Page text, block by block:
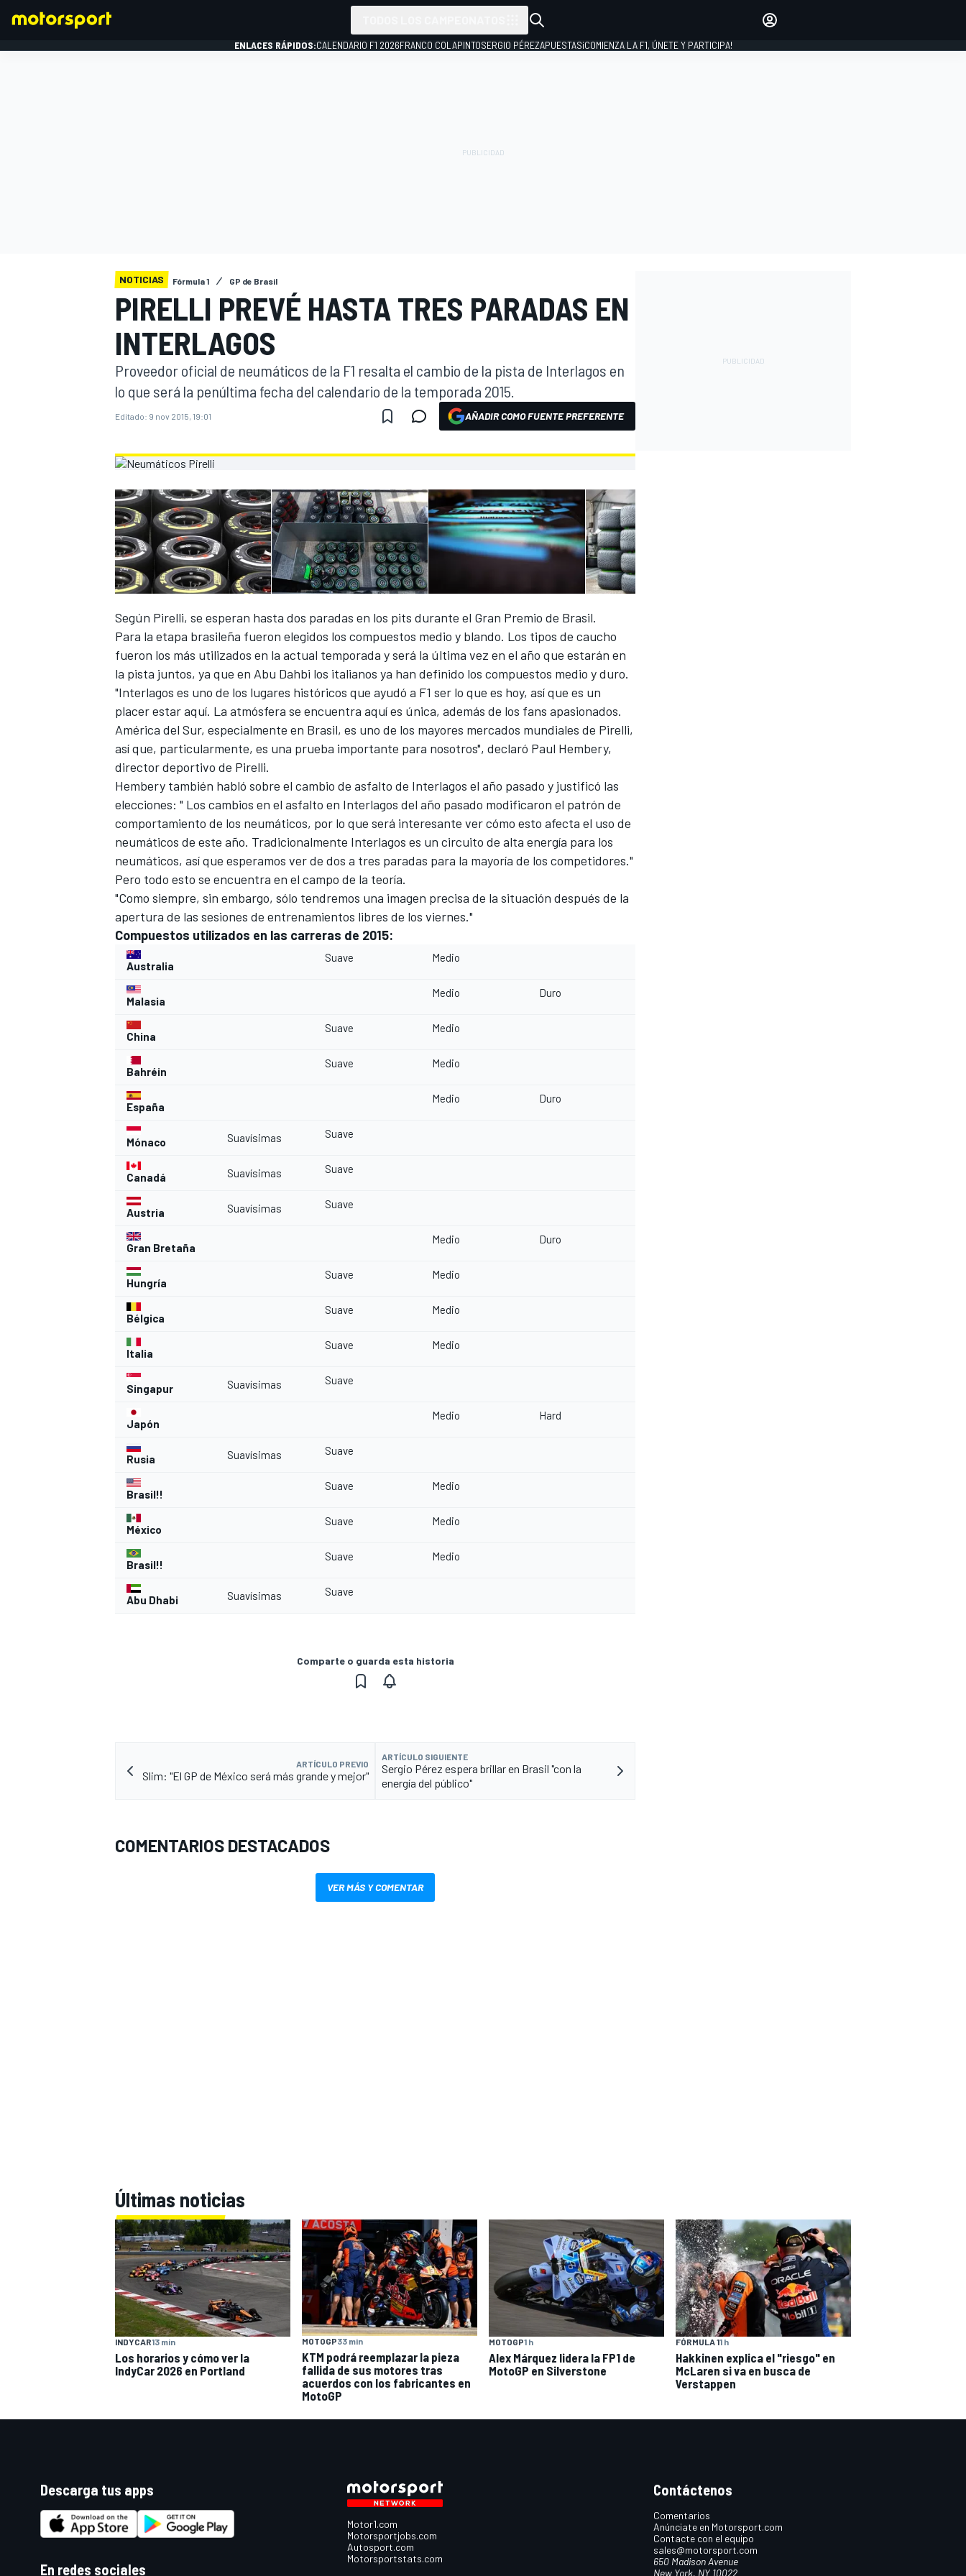
INDYCAR
MOTOGP
NASCAR CUP
FÓRMULA E
WRC
INICIAR SESIÓN
ENLACES RÁPIDOS:CALENDARIO F1 2026FRANCO COLAPINTOSERGIO PÉREZAPUESTAS¡COMIENZA LA F1, ÚNETE Y PARTICIPA!
NOTICIAS Fórmula 1 GP de Brasil
PIRELLI PREVÉ HASTA TRES PARADAS EN
INTERLAGOS
Proveedor oficial de neumáticos de la F1 resalta el cambio de la pista de Interlagos en
lo que será la penúltima fecha del calendario de la temporada 2015.
Editado: 9 nov 2015, 19:01 AÑADIR COMO FUENTE PREFERENTE
Según Pirelli, se esperan hasta dos paradas en los pits durante el Gran Premio de Brasil.
Para la etapa brasileña fueron elegidos los compuestos medio y blando. Los tipos de caucho
fueron los más utilizados en la actual temporada y será la última vez en el año que estarán en
la pista juntos, ya que en Abu Dahbi los italianos ya han definido los compuestos medio y duro.
"Interlagos es uno de los lugares históricos que ayudó a F1 ser lo que es hoy, así que es un
placer estar aquí. La atmósfera se encuentra aquí es única, además de los fans apasionados.
América del Sur, especialmente en Brasil, es uno de los mayores mercados mundiales de Pirelli,
así que, particularmente, es una prueba importante para nosotros", declaró Paul Hembery,
director deportivo de Pirelli.
Hembery también habló sobre el cambio de asfalto de Interlagos el año pasado y justificó las
elecciones: " Los cambios en el asfalto en Interlagos del año pasado modificaron el patrón de
comportamiento de los neumáticos, por lo que será interesante ver cómo esto afecta el uso de
neumáticos de este año. Tradicionalmente Interlagos es un circuito de alta energía para los
neumáticos, así que esperamos ver de dos a tres paradas para la mayoría de los competidores."
Pero todo esto se encuentra en el campo de la teoría.
"Como siempre, sin embargo, sólo tendremos una imagen precisa de la situación después de la
apertura de las sesiones de entrenamientos libres de los viernes."
Compuestos utilizados en las carreras de 2015:
Australia
Suave Medio
Malasia
Medio Duro
China
Suave Medio
Bahréin
Suave Medio
España
Medio Duro
Mónaco Suavísimas Suave
Canadá Suavísimas Suave
Austria Suavísimas Suave
Gran Bretaña
Medio Duro
Hungría
Suave Medio
Bélgica
Suave Medio
Italia
Suave Medio
Singapur Suavísimas Suave
Japón
Medio Hard
Rusia Suavísimas Suave
Brasil!!
Suave Medio
México
Suave Medio
Brasil!!
Suave Medio
Abu Dhabi Suavísimas Suave
Comparte o guarda esta historia
ARTÍCULO PREVIO
Slim: "El GP de México será más grande y mejor"
ARTÍCULO SIGUIENTE
Sergio Pérez espera brillar en Brasil "con la
energía del público"
COMENTARIOS DESTACADOS
VER MÁS Y COMENTAR
Últimas noticias
INDYCAR13 min
Los horarios y cómo ver la
IndyCar 2026 en Portland
MOTOGP33 min
KTM podrá reemplazar la pieza
fallida de sus motores tras
acuerdos con los fabricantes en
MotoGP
MOTOGP1 h
Alex Márquez lidera la FP1 de
MotoGP en Silverstone
FÓRMULA 11 h
Hakkinen explica el "riesgo" en
McLaren si va en busca de
Verstappen
Descarga tus apps
En redes sociales
Motor1.com
Motorsportjobs.com
Autosport.com
Motorsportstats.com
Contáctenos
Comentarios
Anúnciate en Motorsport.com
Contacte con el equipo
sales@motorsport.com
650 Madison Avenue
New York, NY 10022